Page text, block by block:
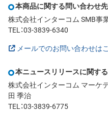
本商品に関する問い合わせ先
株式会社インターコム SMB事
TEL：03-3839-6340
メールでのお問い合わせは
本ニュースリリースに関す
株式会社インターコム マーケ
田 季治
TEL：03-3839-6775